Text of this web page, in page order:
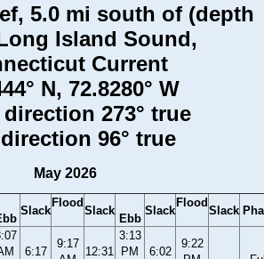
5.0 mi south of (depth
Island Sound,
Current
N, 72.8280° W
273° true
96° true
May 2026
Slack
Flood
Slack
Ebb
Slack
Flood
Slack
6:17
9:17
12:31
3:13
PM
6:02
9:22